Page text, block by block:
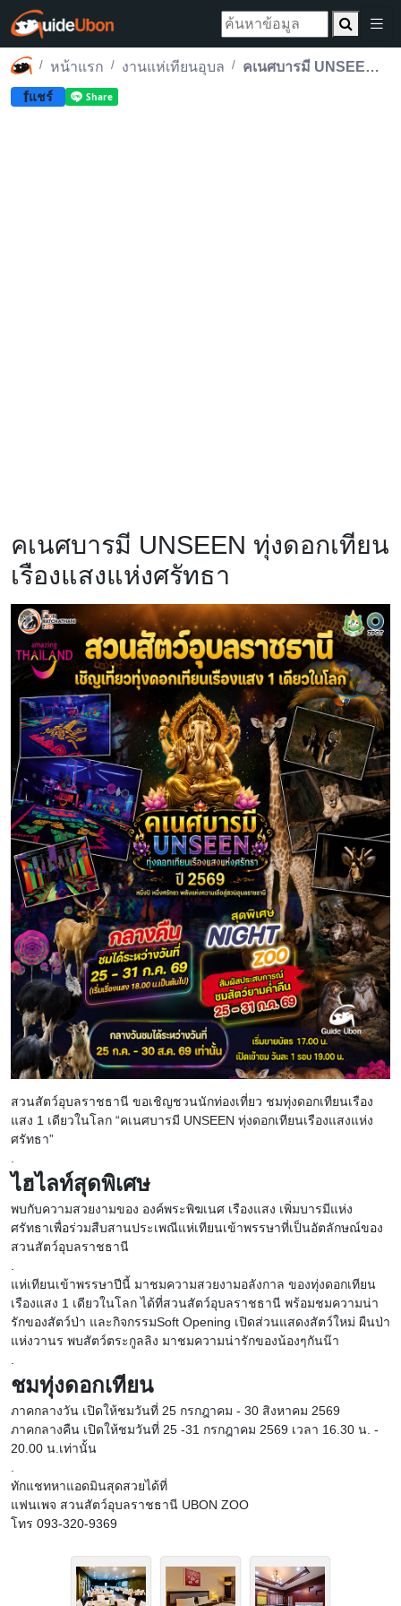
หน้าแรก งานแห่เทียนอุบล คเนศบารมี UNSEEN ทุ่งดอกเทียนเรืองแสงแห่งศรัทธา
fแชร์
คเนศบารมี UNSEEN ทุ่งดอกเทียน
เรืองแสงแห่งศรัทธา
สวนสัตว์อุบลราชธานี ขอเชิญชวนนักท่องเที่ยว ชมทุ่งดอกเทียนเรือง
แสง 1 เดียวในโลก “คเนศบารมี UNSEEN ทุ่งดอกเทียนเรืองแสงแห่ง
ศรัทธา”
ไฮไลท์สุดพิเศษ
พบกับความสวยงามของ องค์พระพิฆเนศ เรืองแสง เพิ่มบารมีแห่ง
ศรัทธาเพื่อร่วมสืบสานประเพณีแห่เทียนเข้าพรรษาที่เป็นอัตลักษณ์ของ
สวนสัตว์อุบลราชธานี
แห่เทียนเข้าพรรษาปีนี้ มาชมความสวยงามอลังกาล ของทุ่งดอกเทียน
เรืองแสง 1 เดียวในโลก ได้ที่สวนสัตว์อุบลราชธานี พร้อมชมความน่า
รักของสัตว์ป่า และกิจกรรมSoft Opening เปิดส่วนแสดงสัตว์ใหม่ ผืนป่า
แห่งวานร พบสัตว์ตระกูลลิง มาชมความน่ารักของน้องๆกันน๊า
ชมทุ่งดอกเทียน
ภาคกลางวัน เปิดให้ชมวันที่ 25 กรกฎาคม - 30 สิงหาคม 2569
ภาคกลางคืน เปิดให้ชมวันที่ 25 -31 กรกฎาคม 2569 เวลา 16.30 น. -
20.00 น.เท่านั้น
ทักแชทหาแอดมินสุดสวยได้ที่
แฟนเพจ สวนสัตว์อุบลราชธานี UBON ZOO
โทร 093-320-9369